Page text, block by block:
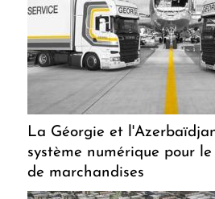
La Géorgie et
système numérique pour
de marchandises